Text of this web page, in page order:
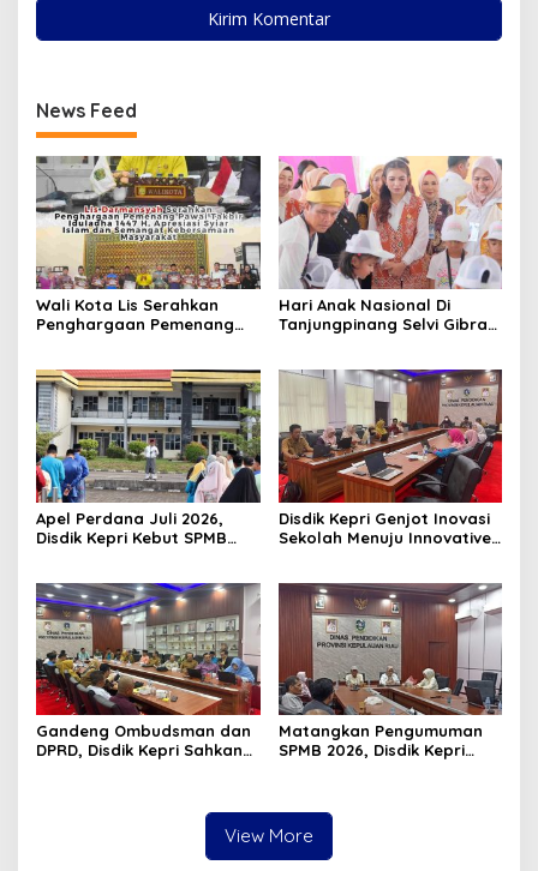
News Feed
Wali Kota Lis Serahkan
Penghargaan Pemenang
Hidupkan Syiar Islam
Hari Anak Nasional Di
Tanjungpinang Selvi Gibran
Apel Perdana Juli 2026,
Disdik Kepri Kebut SPMB
Disdik Kepri Genjot Inovasi
Sekolah Menuju Innovative
Gandeng Ombudsman dan
DPRD, Disdik Kepri Sahkan
Matangkan Pengumuman
SPMB 2026, Disdik Kepri
View More